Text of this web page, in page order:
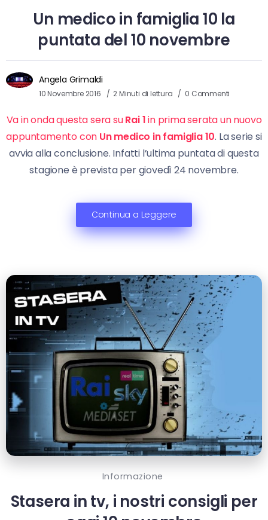
Un medico in famiglia 10 la
puntata del 10 novembre
Angela Grimaldi
10 Novembre 2016 2 Minuti di lettura 0 Commenti
Va in onda questa sera suRai 1in prima serata un nuovo
appuntamento con Un medico in famiglia 10. La serie si
avvia alla conclusione. Infatti l’ultima puntata di questa
stagione è prevista per giovedì 24 novembre.
Continua a Leggere
Informazione
Stasera in tv, i nostri consigli per